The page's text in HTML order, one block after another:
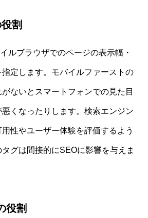
割
ルブラウザでのページの表示幅・
定します。モバイルファーストの
ないとスマートフォンでの見た目
くなったりします。検索エンジン
性やユーザー体験を評価するよう
グは間接的にSEOに影響を与えま
役割